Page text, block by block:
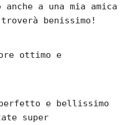
a una mia amica
benissimo!
ottimo e
e bellissimo
super